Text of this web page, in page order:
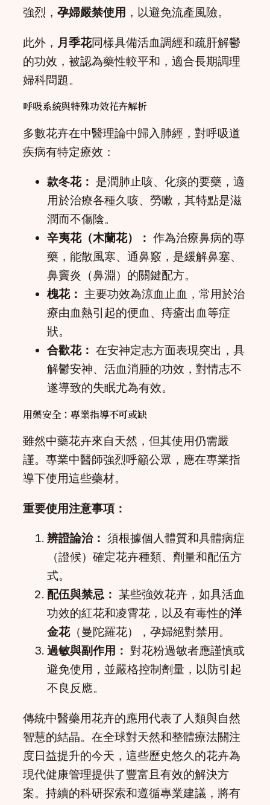
強烈， 孕婦嚴禁使用 ，以避免流產風險。
此外， 月季花同樣具備活血調經和疏肝解鬱
的功效，被認為藥性較平和，適合長期調理
婦科問題。
呼吸系統與特殊功效花卉解析
多數花卉在中醫理論中歸入肺經，對呼吸道
疾病有特定療效：
款冬花： 是潤肺止咳、化痰的要藥，適
用於治療各種久咳、勞嗽，其特點是滋
潤而不傷陰。
辛夷花（木蘭花）： 作為治療鼻病的專
藥，能散風寒、通鼻竅，是緩解鼻塞、
鼻竇炎（鼻淵）的關鍵配方。
槐花： 主要功效為涼血止血，常用於治
療由血熱引起的便血、痔瘡出血等症
狀。
合歡花： 在安神定志方面表現突出，具
解鬱安神、活血消腫的功效，對情志不
遂導致的失眠尤為有效。
用藥安全：專業指導不可或缺
雖然中藥花卉來自天然，但其使用仍需嚴
謹。專業中醫師強烈呼籲公眾，應在專業指
導下使用這些藥材。
重要使用注意事項：
辨證論治： 須根據個人體質和具體病症
（證候）確定花卉種類、劑量和配伍方
式。
配伍與禁忌： 某些強效花卉，如具活血
功效的紅花和凌霄花，以及有毒性的洋
金花（曼陀羅花），孕婦絕對禁用。
過敏與副作用： 對花粉過敏者應謹慎或
避免使用，並嚴格控制劑量，以防引起
不良反應。
傳統中醫藥用花卉的應用代表了人類與自然
智慧的結晶。在全球對天然和整體療法關注
度日益提升的今天，這些歷史悠久的花卉為
現代健康管理提供了豐富且有效的解決方
案。持續的科研探索和遵循專業建議，將有